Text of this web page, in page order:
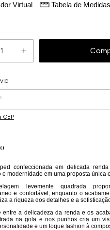
Virtual Tabela de Medidas
o CEP:
CEP
confeccionada em delicada
e modernidade em uma proposta única
levemente quadrada
e confortável, enquanto o
a riqueza dos detalhes e a
entre a delicadeza da renda e os
na gola e nos punhos cria um
e um toque fashion à